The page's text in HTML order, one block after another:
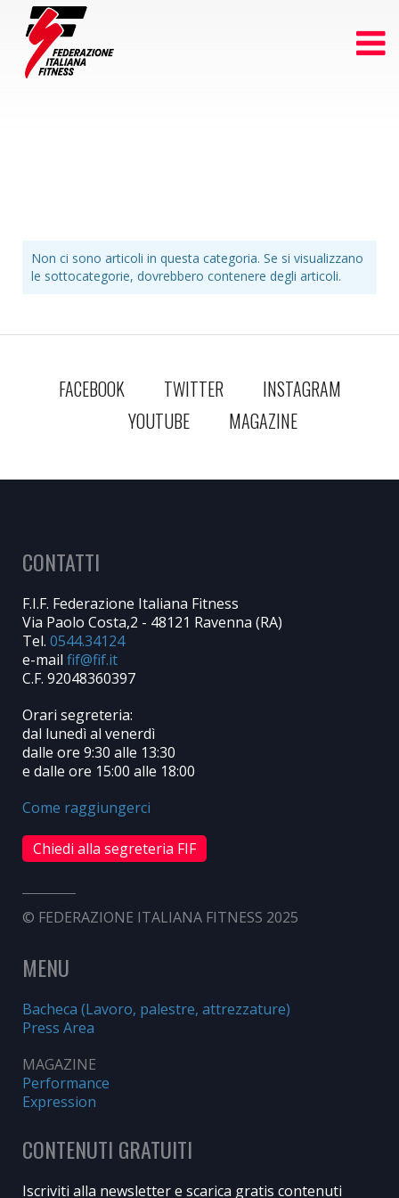
Non ci sono articoli in questa categoria. Se si visualizzano
le sottocategorie, dovrebbero contenere degli articoli.
FACEBOOK TWITTER
INSTAGRAM
YOUTUBE
MAGAZINE
CONTATTI
F.I.F. Federazione Italiana Fitness
Via Paolo Costa,2 - 48121 Ravenna (RA)
Tel. 0544.34124
e-mail
C.F. 92048360397
Orari segreteria:
dal lunedì al venerdì
dalle ore 9:30 alle 13:30
e dalle ore 15:00 alle 18:00
Come raggiungerci
Chiedi alla segreteria FIF
© FEDERAZIONE ITALIANA FITNESS 2025
MENU
Bacheca (Lavoro, palestre, attrezzature)
Press Area
MAGAZINE
Performance
Expression
CONTENUTI GRATUITI
Iscriviti alla newsletter e scarica gratis contenuti